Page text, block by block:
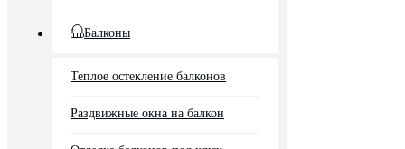
Балконы
Теплое остекление балконов
Раздвижные окна на балкон